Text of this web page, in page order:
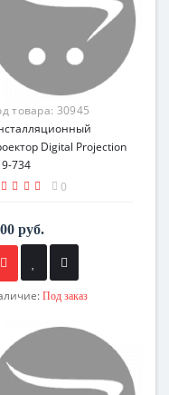
товара: 30945
Digital Projection
734
0
руб.
Под заказ